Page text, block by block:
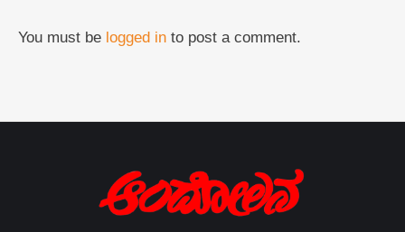
You must be logged in to post a comment.